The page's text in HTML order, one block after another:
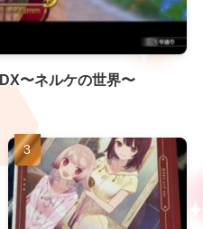
〜ネルケの世界〜